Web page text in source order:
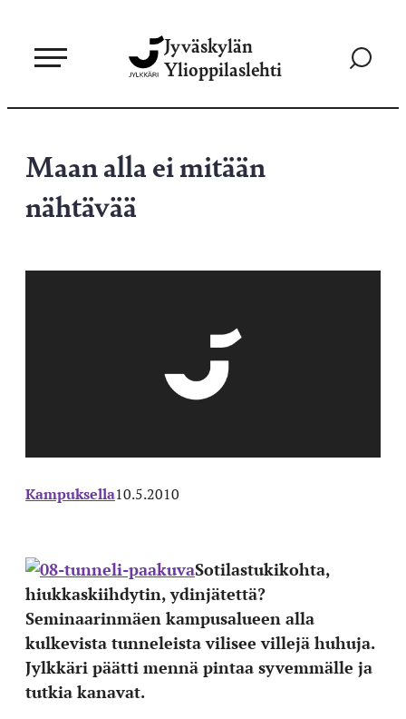
sisältöön
Jyväskylän
Ylioppilaslehti
Siirry
Maan alla ei mitään
nähtävää
Kampuksella10.5.2010
Sotilastukikohta,
hiukkaskiihdytin, ydinjätettä?
Seminaarinmäen kampusalueen alla
kulkevista tunneleista vilisee villejä huhuja.
Jylkkäri päätti mennä pintaa syvemmälle ja
tutkia kanavat.